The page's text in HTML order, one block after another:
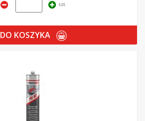
szt.
DO KOSZYKA